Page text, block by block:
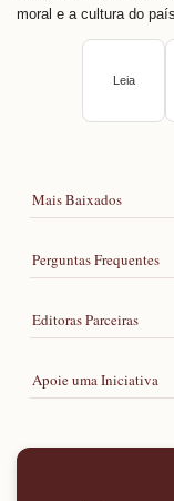
moral e a cultura do país.
Leia
Mais Baixados
Perguntas Frequentes
Editoras Parceiras
Apoie uma Iniciativa